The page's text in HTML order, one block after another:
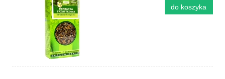
do koszyka